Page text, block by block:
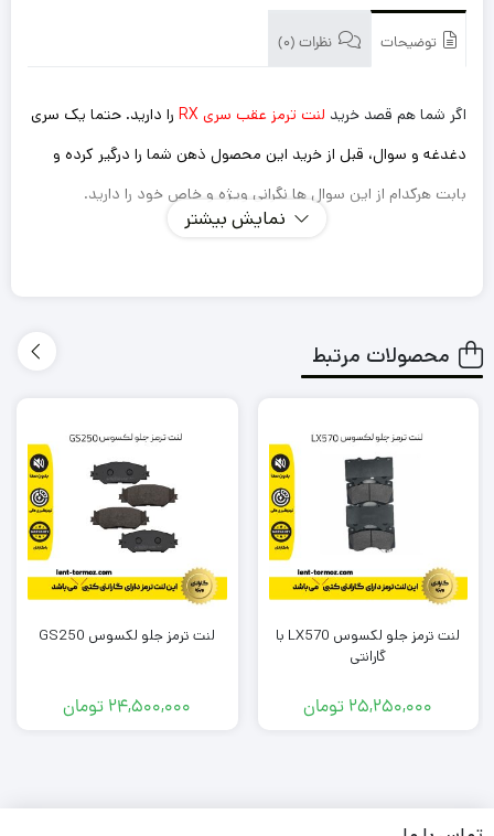
توضیحات نظرات (0)
اگر شما هم قصد خرید لنت ترمز عقب سری RX
را دارید. حتما یک سری
دغدغه و سوال، قبل از خرید این محصول ذهن شما را درگیر کرده و
بابت هرکدام از این سوال ها نگرانی ویژه و خاص خود را دارید.
طول عمر کوتاهی نداشته باشد و مجبور باشم بعد از یک مدت
لنتی که میخرم باعث آسیب زدین به دیسک چرخ خودرو من
نشود؟
در شرایطی که معمولا به صورت متناوب و زیاد از تزمز استفاده می
کنم، لنت داغ نشود و کارایی آن پایین نیاید؟
آیا لنتی که میخرم گارانتی دارد؟
برند این لنت ترمز چیست؟ ایرانی است یا خارجی؟
نمایش بیشتر
محصولات مرتبط
لنت ترمز جلو لکسوس LX570 با
گارانتی
25,250,000 تومان
لنت ترمز جلو لکسوس GS250
24,500,000 تومان